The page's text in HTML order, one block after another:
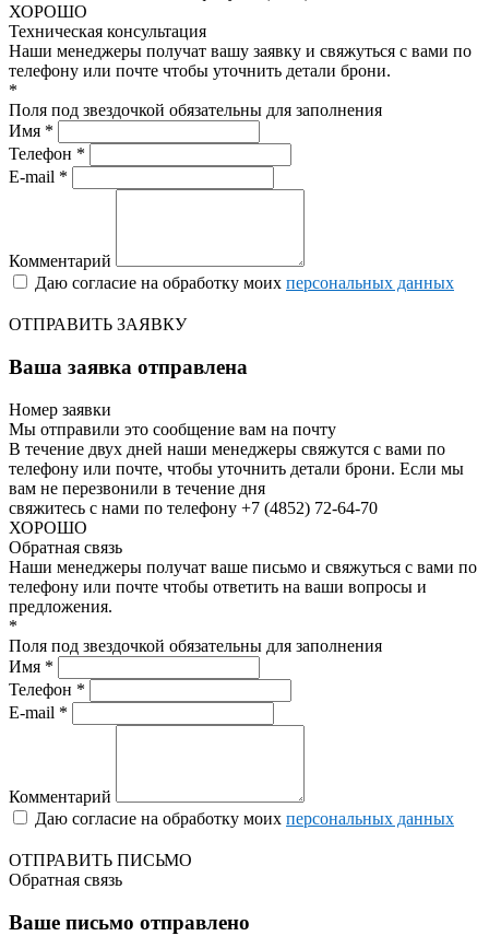
ХОРОШО
Техническая консультация
Наши менеджеры получат вашу заявку и свяжуться с вами по
телефону или почте чтобы уточнить детали брони.
*
Поля под звездочкой обязательны для заполнения
Имя *
Телефон *
E-mail *
Комментарий
Даю согласие на обработку моих персональных данных
ОТПРАВИТЬ ЗАЯВКУ
Ваша заявка отправлена
Номер заявки
Мы отправили это сообщение вам на почту
В течение двух дней наши менеджеры свяжутся с вами по
телефону или почте, чтобы уточнить детали брони. Если мы
вам не перезвонили в течение дня
свяжитесь с нами по телефону +7 (4852) 72-64-70
ХОРОШО
Обратная связь
Наши менеджеры получат ваше письмо и свяжуться с вами по
телефону или почте чтобы ответить на ваши вопросы и
предложения.
*
Поля под звездочкой обязательны для заполнения
Имя *
Телефон *
E-mail *
Комментарий
Даю согласие на обработку моих персональных данных
ОТПРАВИТЬ ПИСЬМО
Обратная связь
Ваше письмо отправлено